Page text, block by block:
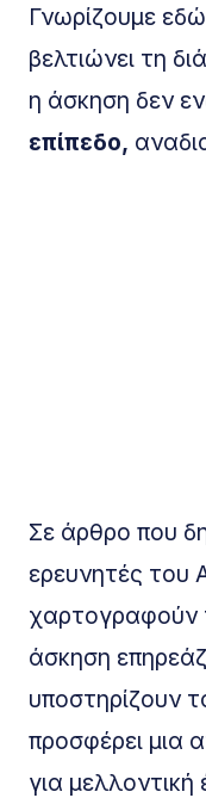
Γνωρίζουμε εδώ
βελτιώνει τη
η άσκηση δεν
επίπεδο,
Σε άρθρο που
ερευνητές του
χαρτογραφούν
άσκηση
υποστηρίζουν
προσφέρει μια
για